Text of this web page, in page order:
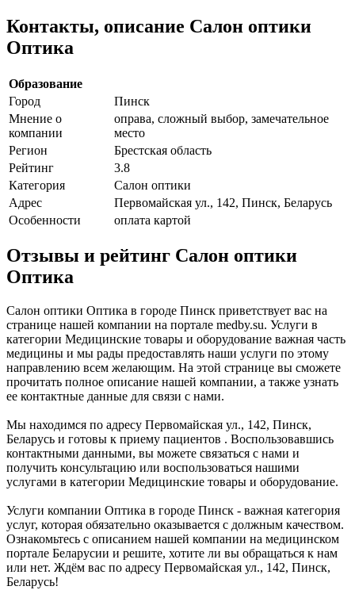
Контакты, описание Салон оптики
Оптика
Образование
Город
Пинск
Мнение о
компании
оправа, сложный выбор, замечательное
место
Регион
Брестская область
Рейтинг
3.8
Категория
Салон оптики
Адрес
Первомайская ул., 142, Пинск, Беларусь
Особенности
оплата картой
Отзывы и рейтинг Салон оптики
Оптика
Салон оптики Оптика в городе Пинск приветствует вас на
странице нашей компании на портале medby.su. Услуги в
категории Медицинские товары и оборудование важная часть
медицины и мы рады предоставлять наши услуги по этому
направлению всем желающим. На этой странице вы сможете
прочитать полное описание нашей компании, а также узнать
ее контактные данные для связи с нами.
Мы находимся по адресу Первомайская ул., 142, Пинск,
Беларусь и готовы к приему пациентов . Воспользовавшись
контактными данными, вы можете связаться с нами и
получить консультацию или воспользоваться нашими
услугами в категории Медицинские товары и оборудование.
Услуги компании Оптика в городе Пинск - важная категория
услуг, которая обязательно оказывается с должным качеством.
Ознакомьтесь с описанием нашей компании на медицинском
портале Беларусии и решите, хотите ли вы обращаться к нам
или нет. Ждём вас по адресу Первомайская ул., 142, Пинск,
Беларусь!